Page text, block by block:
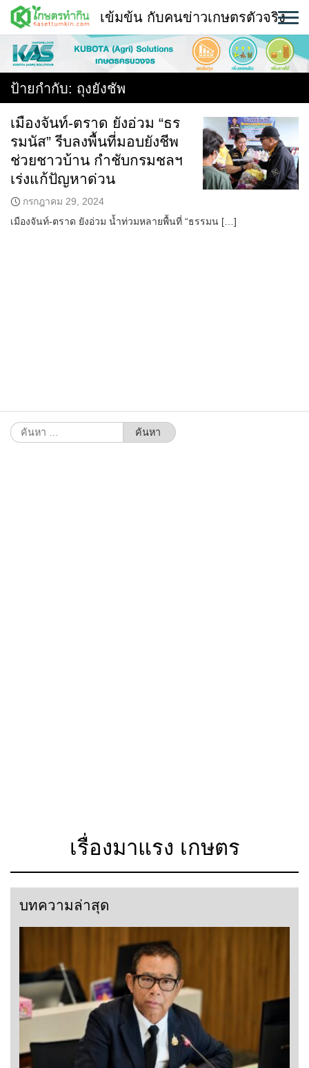
Skip
content
พืช
หน้าแรก
แวดวงเกษตร
ใคร ทำอะไร ที่ไหน
สถานีข่าววันนี้
เข้มข้น กับคนข่าวเกษตรตัวจริง
ป้ายกำกับ: ถุงยังชัพ
เมืองจันท์-ตราด ยังอ่วม “ธร
รมนัส” รีบลงพื้นที่มอบยังชีพ
ช่วยชาวบ้าน กำชับกรมชลฯ
เร่งแก้ปัญหาด่วน
กรกฎาคม 29, 2024
เมืองจันท์-ตราด ยังอ่วม น้ำท่วมหลายพื้นที่ “ธรรมน […]
ค้นหา
สำหรับ:
เรื่องมาแรง เกษตร
บทความล่าสุด